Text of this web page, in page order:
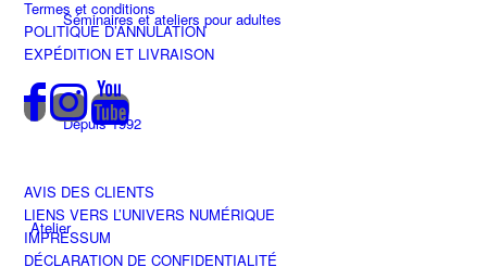
Séminaires et ateliers pour adultes
Depuis 1992
Atelier
Termes et conditions
POLITIQUE D’ANNULATION
EXPÉDITION ET LIVRAISON
AVIS DES CLIENTS
LIENS VERS L’UNIVERS NUMÉRIQUE
IMPRESSUM
DÉCLARATION DE CONFIDENTIALITÉ